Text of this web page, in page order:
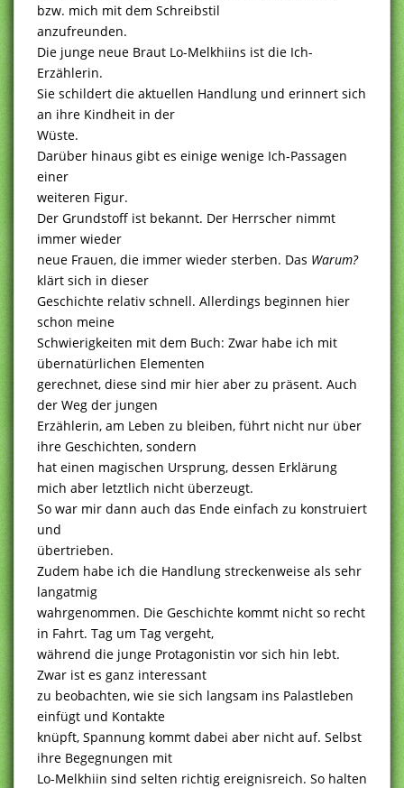
bzw. mich mit dem Schreibstil
anzufreunden.
Die junge neue Braut Lo-Melkhiins ist die Ich-
Erzählerin.
Sie schildert die aktuellen Handlung und erinnert sich
an ihre Kindheit in der
Wüste.
Darüber hinaus gibt es einige wenige Ich-Passagen
einer
weiteren Figur.
Der Grundstoff ist bekannt. Der Herrscher nimmt
immer wieder
neue Frauen, die immer wieder sterben. Das Warum?
klärt sich in dieser
Geschichte relativ schnell. Allerdings beginnen hier
schon meine
Schwierigkeiten mit dem Buch: Zwar habe ich mit
übernatürlichen Elementen
gerechnet, diese sind mir hier aber zu präsent. Auch
der Weg der jungen
Erzählerin, am Leben zu bleiben, führt nicht nur über
ihre Geschichten, sondern
hat einen magischen Ursprung, dessen Erklärung
mich aber letztlich nicht überzeugt.
So war mir dann auch das Ende einfach zu konstruiert
und
übertrieben.
Zudem habe ich die Handlung streckenweise als sehr
langatmig
wahrgenommen. Die Geschichte kommt nicht so recht
in Fahrt. Tag um Tag vergeht,
während die junge Protagonistin vor sich hin lebt.
Zwar ist es ganz interessant
zu beobachten, wie sie sich langsam ins Palastleben
einfügt und Kontakte
knüpft, Spannung kommt dabei aber nicht auf. Selbst
ihre Begegnungen mit
Lo-Melkhiin sind selten richtig ereignisreich. So halten